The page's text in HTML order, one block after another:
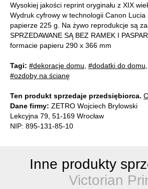
Wysokiej jakości reprint oryginału z XIX
Wydruk cyfrowy w technologii Canon Lucia
papierze 225 g. Na żywo reprodukcje są
SPRZEDAWANE SĄ BEZ RAMEK I
formacie papieru 290 x 366 mm
Tagi: #dekoracje domu, #dodatki do domu,
#ozdoby na ścianę
Ten produkt sprzedaje przedsiębiorca.
Dane firmy: ZETRO Wojciech Brylowski
Lekcyjna 79, 51-169 Wrocław
NIP: 895-131-85-10
Inne produkty
Victorian